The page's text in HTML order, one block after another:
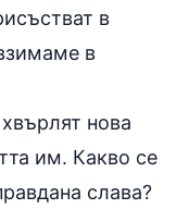
в
в
нова
им. Какво се
слава?